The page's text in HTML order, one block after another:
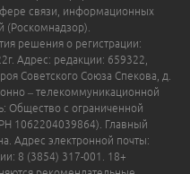
связи, информационных
(Роскомнадзор).
решения о регистрации:
Адрес: редакции: 659322,
Советского Союза Спекова, д.
– телекоммуникационной
Общество с ограниченной
1062204039864). Главный
Адрес электронной почты:
8 (3854) 317-001. 18+